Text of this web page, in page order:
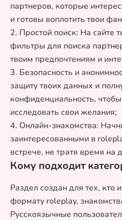
партнеров, которые
и готовы воплотить твои
2. Простой поиск: На сайте
фильтры для поиска
твоим предпочтениям и
3. Безопасность и
защиту твоих данных и
конфиденциальность,
исследовать свои желания;
4. Онлайн-знакомства:
заинтересованными в
встрече, не тратя время на
Кому подходит
Раздел создан для тех, кто
формату roleplay,
Русскоязычные